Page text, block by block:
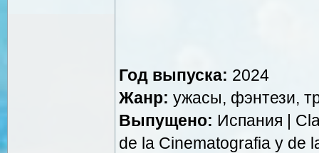
Год выпуска: 2024
Жанр: ужасы, фэнтези,
Выпущено: Испания |
de la Cinematografia y de